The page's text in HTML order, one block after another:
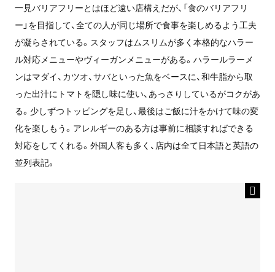
一見バリアフリーとはほど遠い店構えだが、「食のバリアフリ
ー」を目指して、全ての人が同じ場所で食事を楽しめるよう工夫
が凝らされている。スタッフはムスリムが多く本格的なハラー
ル対応メニューやヴィーガンメニューがある。ハラールラーメ
ンはマダイ、カツオ、サバといった魚をベースに、和牛脂から取
った出汁にトマトを隠し味に使い、あっさりしているがコクがあ
る。少しずつトッピングを足し、最後はご飯に汁をかけて味の変
化を楽しもう。アレルギーのある方は事前に相談すればできる
対応をしてくれる。外国人客も多く、店内は全て日本語と英語の
並列表記。